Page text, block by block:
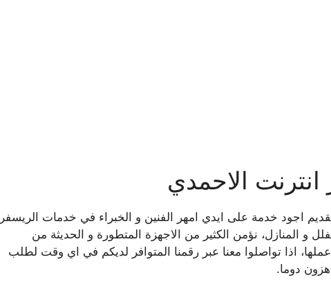
الاحمدي
اجود خدمة على ايدي امهر الفنين و الخبراء في خدمات الريسفر
و المنازل، نؤمن الكثير من الاجهزة المتطورة و الحديثة من
اذا تواصلوا معنا عبر رقمنا المتوافر لديكم في اي وقت لطلب
دوما.